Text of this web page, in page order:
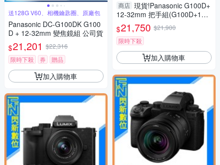
送128G V60、相機鑰匙圈、原廠包
Panasonic DC-G100DK G100
D + 12-32mm 變焦鏡組 公司貨
$21,201 $22,316
限時下殺
券 贈品
加入購物車
商店 現貨!Panasonic G100D+
12-32mm 把手組(G100D+123
2+SHGR2，公司貨)G100
$21,750 $21,900
限時下殺
加入購物車